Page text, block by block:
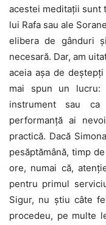
acestei meditații sunt
lui Rafa sau ale
elibera de gânduri
necesară. Dar, am
aceia așa de
mai spun un
instrument sau
performanță ai
practică. Dacă
pesăptămână, timp
ore, numai că,
pentru primul
Sigur, nu știu câte
procedeu, pe multe